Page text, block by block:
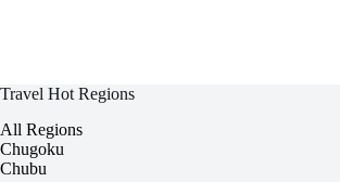
Travel Hot Regions
All Regions
Chugoku
Chubu